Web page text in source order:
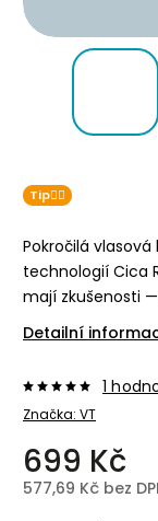
Tip👌🏻
Pokročilá
technologií Cica
mají zkušenosti
Detailní
Značka: VT
1
699 Kč
577,69 Kč bez